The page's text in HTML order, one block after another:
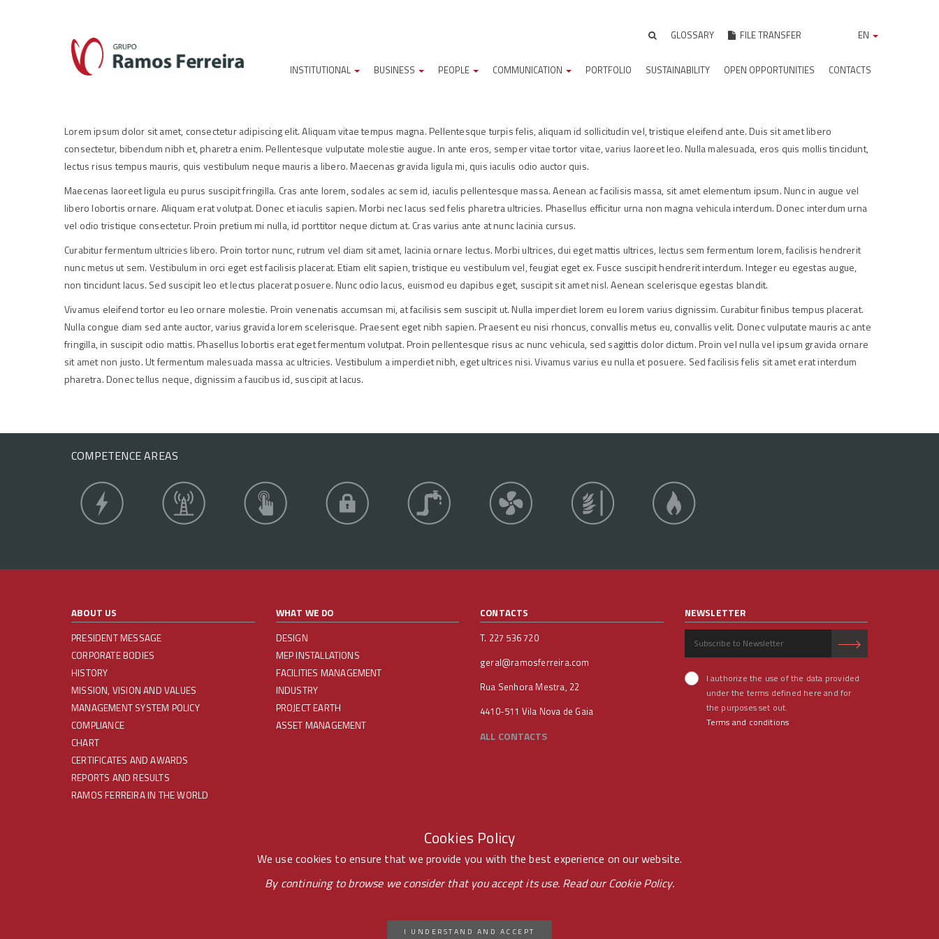
Cookies Policy
We use cookies to ensure that we provide you with the best experience on our website.
By continuing to browse we consider that you accept its use. Read ourCookie Policy.
I UNDERSTAND AND ACCEPT
GLOSSARY FILE TRANSFER EN
INSTITUTIONAL BUSINESS PEOPLE COMMUNICATION PORTFOLIO SUSTAINABILITY OPEN OPPORTUNITIES CONTACTS
Lorem ipsum dolor sit amet, consectetur adipiscing elit. Aliquam vitae tempus magna. Pellentesque turpis felis, aliquam id sollicitudin vel, tristique eleifend ante. Duis sit amet libero
consectetur, bibendum nibh et, pharetra enim. Pellentesque vulputate molestie augue. In ante eros, semper vitae tortor vitae, varius laoreet leo. Nulla malesuada, eros quis mollis tincidunt,
lectus risus tempus mauris, quis vestibulum neque mauris a libero. Maecenas gravida ligula mi, quis iaculis odio auctor quis.
Maecenas laoreet ligula eu purus suscipit fringilla. Cras ante lorem, sodales ac sem id, iaculis pellentesque massa. Aenean ac facilisis massa, sit amet elementum ipsum. Nunc in augue vel
libero lobortis ornare. Aliquam erat volutpat. Donec et iaculis sapien. Morbi nec lacus sed felis pharetra ultricies. Phasellus efficitur urna non magna vehicula interdum. Donec interdum urna
vel odio tristique consectetur. Proin pretium mi nulla, id porttitor neque dictum at. Cras varius ante at nunc lacinia cursus.
Curabitur fermentum ultricies libero. Proin tortor nunc, rutrum vel diam sit amet, lacinia ornare lectus. Morbi ultrices, dui eget mattis ultrices, lectus sem fermentum lorem, facilisis hendrerit
nunc metus ut sem. Vestibulum in orci eget est facilisis placerat. Etiam elit sapien, tristique eu vestibulum vel, feugiat eget ex. Fusce suscipit hendrerit interdum. Integer eu egestas augue,
non tincidunt lacus. Sed suscipit leo et lectus placerat posuere. Nunc odio lacus, euismod eu dapibus eget, suscipit sit amet nisl. Aenean scelerisque egestas blandit.
Vivamus eleifend tortor eu leo ornare molestie. Proin venenatis accumsan mi, at facilisis sem suscipit ut. Nulla imperdiet lorem eu lorem varius dignissim. Curabitur finibus tempus placerat.
Nulla congue diam sed ante auctor, varius gravida lorem scelerisque. Praesent eget nibh sapien. Praesent eu nisi rhoncus, convallis metus eu, convallis velit. Donec vulputate mauris ac ante
fringilla, in suscipit odio mattis. Phasellus lobortis erat eget fermentum volutpat. Proin pellentesque risus ac nunc vehicula, sed sagittis dolor dictum. Proin vel nulla vel ipsum gravida ornare
sit amet non justo. Ut fermentum malesuada massa ac ultricies. Vestibulum a imperdiet nibh, eget ultrices nisi. Vivamus varius eu nulla et posuere. Sed facilisis felis sit amet erat interdum
pharetra. Donec tellus neque, dignissim a faucibus id, suscipit at lacus.
COMPETENCE AREAS
ABOUT US
PRESIDENT MESSAGE
CORPORATE BODIES
HISTORY
MISSION, VISION AND VALUES
MANAGEMENT SYSTEM POLICY
COMPLIANCE
CHART
CERTIFICATES AND AWARDS
REPORTS AND RESULTS
RAMOS FERREIRA IN THE WORLD
WHAT WE DO
DESIGN
MEP INSTALLATIONS
FACILITIES MANAGEMENT
INDUSTRY
PROJECT EARTH
ASSET MANAGEMENT
CONTACTS
T. 227 536 720
geral@ramosferreira.com
Rua Senhora Mestra, 22
4410-511 Vila Nova de Gaia
ALL CONTACTS
NEWSLETTER
I authorize the use of the data provided
under the terms defined here and for
the purposes set out.
Terms and conditions